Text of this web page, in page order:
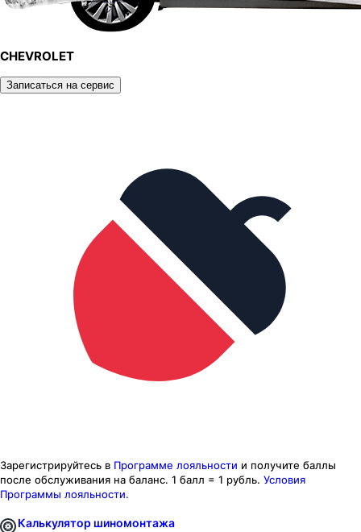
CHEVROLET
Записаться на сервис
Зарегистрируйтесь в Программе лояльности и получите баллы
после обслуживания на баланс. 1 балл = 1 рубль. Условия
Программы лояльности.
Калькулятор шиномонтажа